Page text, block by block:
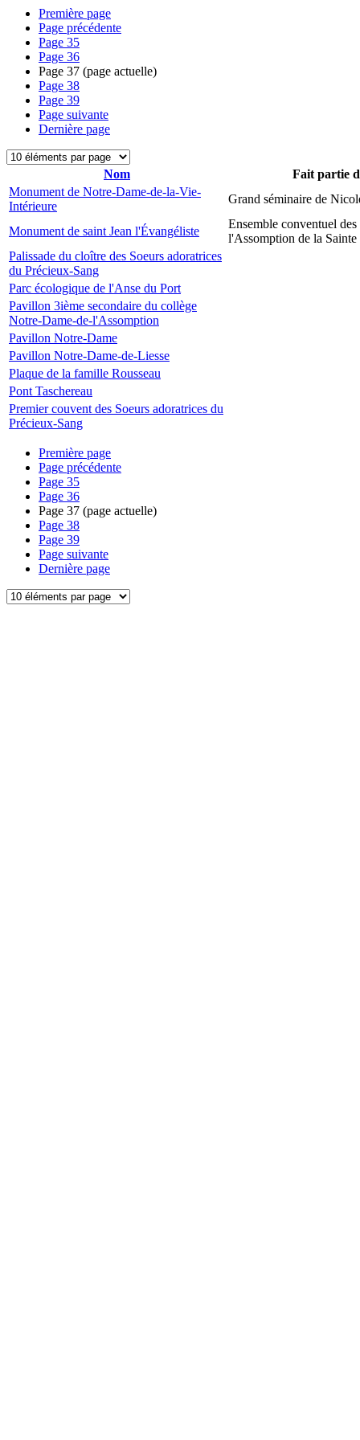
Première page
Page précédente
Page 35
Page 36
Page 37 (page actuelle)
Page 38
Page 39
Page suivante
Dernière page
Nom
Fait partie
Monument de Notre-Dame-de-la-Vie-
Intérieure
Grand séminaire de
Monument de saint Jean l'Évangéliste
Ensemble conventuel des
l'Assomption de la
Palissade du cloître des Soeurs adoratrices
du Précieux-Sang
Parc écologique de l'Anse du Port
Pavillon 3ième secondaire du collège
Notre-Dame-de-l'Assomption
Pavillon Notre-Dame
Pavillon Notre-Dame-de-Liesse
Plaque de la famille Rousseau
Pont Taschereau
Premier couvent des Soeurs adoratrices du
Précieux-Sang
Première page
Page précédente
Page 35
Page 36
Page 37 (page actuelle)
Page 38
Page 39
Page suivante
Dernière page